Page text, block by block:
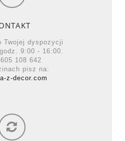
Twojej dyspozycji
9:00 - 16:00.
108 642
pisz na:
z-decor.com